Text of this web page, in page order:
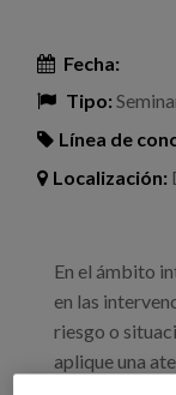
Noticias
Blog
Trabaja con
Canal de denuncias
Fecha:
Tipo:
Línea de
Localización:
En el ámbito
en las
riesgo o
aplique una